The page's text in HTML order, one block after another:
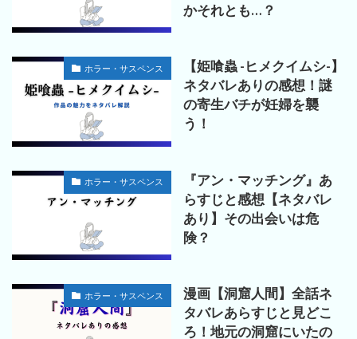
かそれとも…？
ホラー・サスペンス
【姫喰蟲 -ヒメクイムシ-】
ネタバレありの感想！謎
の寄生バチが妊婦を襲
う！
ホラー・サスペンス
『アン・マッチング』あ
らすじと感想【ネタバレ
あり】その出会いは危
険？
ホラー・サスペンス
漫画【洞窟人間】全話ネ
タバレあらすじと見どこ
ろ！地元の洞窟にいたの